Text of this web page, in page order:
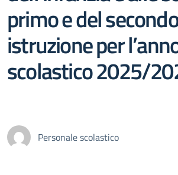
primo e del
istruzione per
scolastico 2025/
Personale scolastico